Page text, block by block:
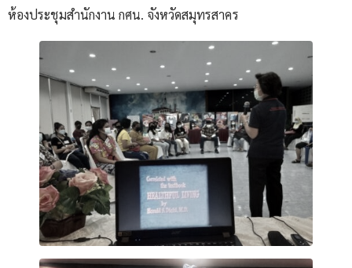
ห้องประชุมสำนักงาน กศน. จังหวัดสมุทรสาคร